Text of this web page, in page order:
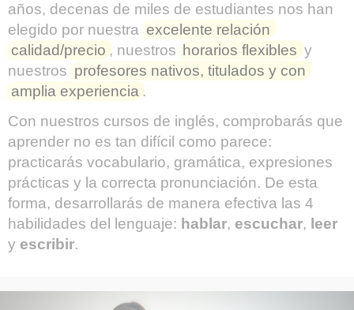
años, decenas de miles de estudiantes nos han
elegido por nuestra excelente relación
calidad/precio , nuestros horarios flexibles y
nuestros profesores nativos, titulados y con
amplia experiencia .
Con nuestros cursos de inglés, comprobarás que
aprender no es tan difícil como parece:
practicarás vocabulario, gramática, expresiones
prácticas y la correcta pronunciación. De esta
forma, desarrollarás de manera efectiva las 4
habilidades del lenguaje: hablar, escuchar, leer
y escribir.